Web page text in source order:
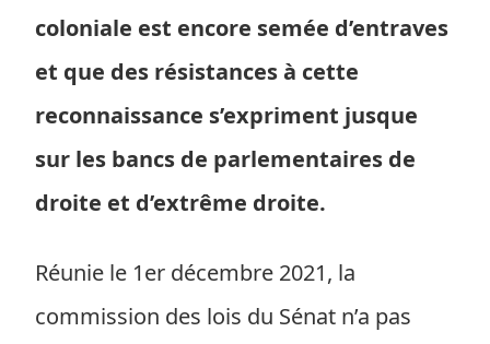
coloniale est encore semée d’entraves
et que des résistances à cette
reconnaissance s’expriment jusque
sur les bancs de parlementaires de
droite et d’extrême droite.
Réunie le 1er décembre 2021, la
commission des lois du Sénat n’a pas